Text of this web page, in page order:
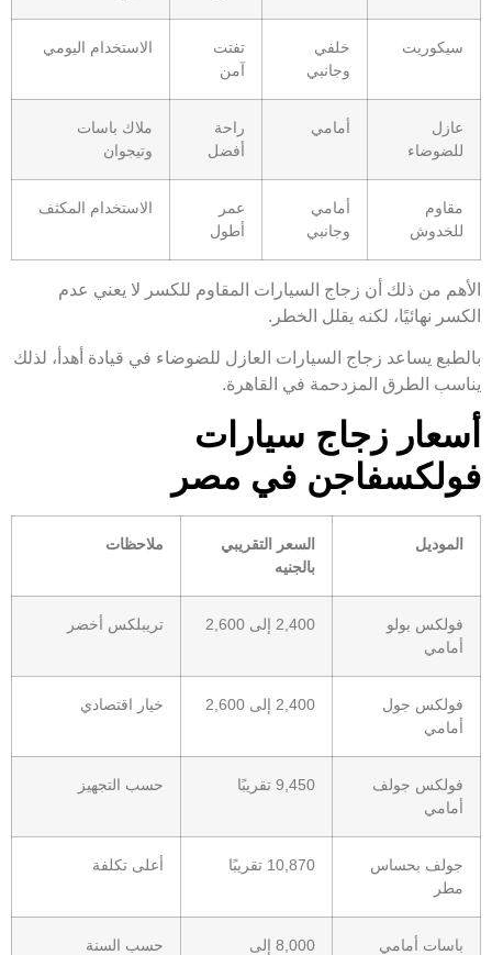
سيكوريت
خلفي
وجانبي
تفتت
آمن
الاستخدام اليومي
عازل
للضوضاء
أمامي
راحة
أفضل
ملاك باسات
وتيجوان
مقاوم
للخدوش
أمامي
وجانبي
عمر
أطول
الاستخدام المكثف
الأهم من ذلك أن زجاج السيارات المقاوم للكسر لا يعني عدم
الكسر نهائيًا، لكنه يقلل الخطر.
بالطبع يساعد زجاج السيارات العازل للضوضاء في قيادة أهدأ، لذلك
يناسب الطرق المزدحمة في القاهرة.
أسعار زجاج سيارات
فولكسفاجن في مصر
الموديل
السعر التقريبي
بالجنيه
ملاحظات
فولكس بولو
أمامي
2,400 إلى 2,600 تريبلكس أخضر
فولكس جول
أمامي
2,400 إلى 2,600 خيار اقتصادي
فولكس جولف
أمامي
9,450 تقريبًا حسب التجهيز
جولف بحساس
مطر
10,870 تقريبًا أعلى تكلفة
باسات أمامي
8,000 إلى
حسب السنة